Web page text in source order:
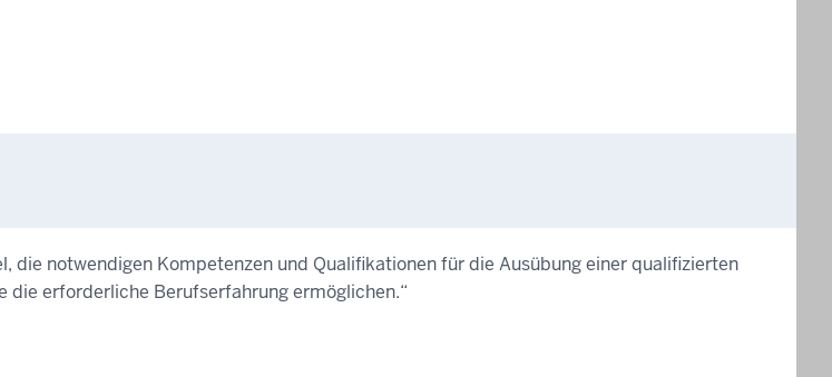
die notwendigen Kompetenzen und Qualifikationen für die Ausübung einer qualifizierten
erforderliche Berufserfahrung ermöglichen.“